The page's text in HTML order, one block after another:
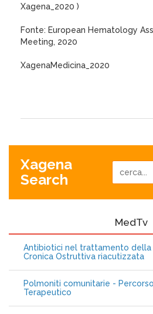
Xagena_2020 )
Fonte: European Hematology
Meeting, 2020
XagenaMedicina_2020
Xagena
Search
MedTv
Antibiotici nel trattamento della
Cronica Ostruttiva riacutizzata
Polmoniti comunitarie -
Terapeutico